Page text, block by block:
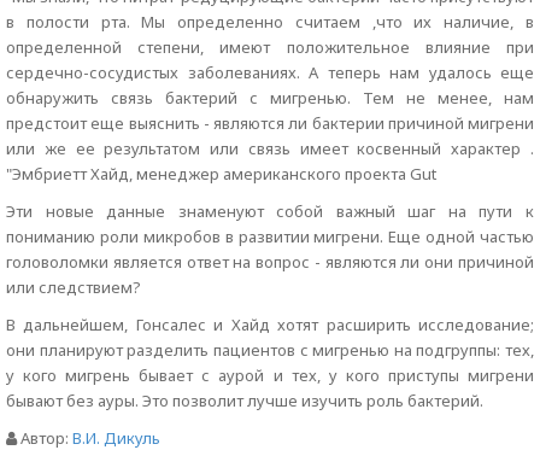
в полости рта. Мы определенно считаем ,что их наличие, в
определенной степени, имеют положительное влияние при
сердечно-сосудистых заболеваниях. А теперь нам удалось еще
обнаружить связь бактерий с мигренью. Тем не менее, нам
предстоит еще выяснить - являются ли бактерии причиной мигрени
или же ее результатом или связь имеет косвенный характер .
"Эмбриетт Хайд, менеджер американского проекта Gut
Эти новые данные знаменуют собой важный шаг на пути к
пониманию роли микробов в развитии мигрени. Еще одной частью
головоломки является ответ на вопрос - являются ли они причиной
или следствием?
В дальнейшем, Гонсалес и Хайд хотят расширить исследование;
они планируют разделить пациентов с мигренью на подгруппы: тех,
у кого мигрень бывает с аурой и тех, у кого приступы мигрени
бывают без ауры. Это позволит лучше изучить роль бактерий.
Автор: В.И. Дикуль